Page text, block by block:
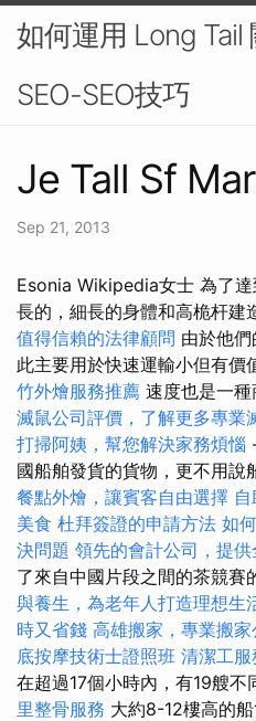
如何運用 Long Tail
SEO-SEO技巧
Je Tall Sf
Sep 21, 2013
Esonia Wikipedia女士 為了
長的，細長的身體和高桅杆建
值得信賴的法律顧問 由於他
此主要用於快速運輸小但有價
竹外燴服務推薦 速度也是一
滅鼠公司評價，了解更多專業
打掃阿姨，幫您解決家務煩惱
國船舶發貨的貨物，更不用說
餐點外燴，讓賓客自由選擇
美食 杜拜簽證的申請方法 如
決問題 領先的會計公司，提
了來自中國片段之間的茶競賽
與養生，為老年人打造理想生
時又省錢 高雄搬家，專業搬
底按摩技術士證照班 清潔工
在超過17個小時內，有19艘不
里整骨服務 大約8-12樓高的